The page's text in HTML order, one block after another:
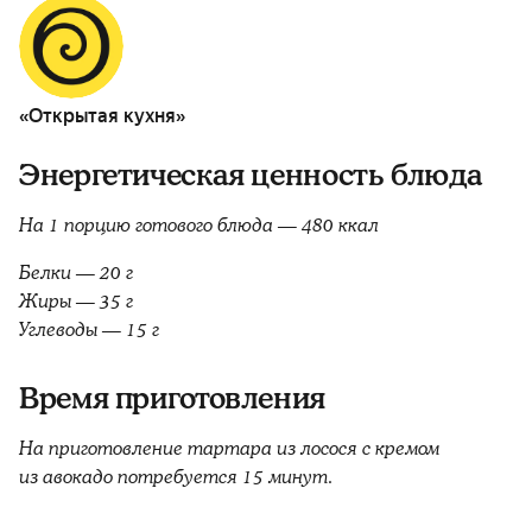
«Открытая кухня»
Энергетическая ценность блюда
На 1 порцию готового блюда — 480 ккал
Белки — 20 г
Жиры — 35 г
Углеводы — 15 г
Время приготовления
На приготовление тартара из лосося с кремом
из авокадо потребуется 15 минут.